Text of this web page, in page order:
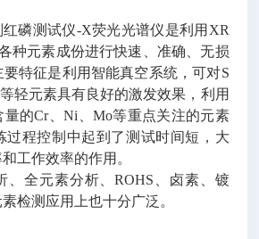
红磷测试仪-X荧光光谱仪是利用XR
种元素成份进行快速、准确、无损
特征是利用智能真空系统，可对S
轻元素具有良好的激发效果，利用
量的Cr、Ni、Mo等重点关注的元素
过程控制中起到了测试时间短，大
工作效率的作用。
、全元素分析、ROHS、卤素、镀
检测应用上也十分广泛。